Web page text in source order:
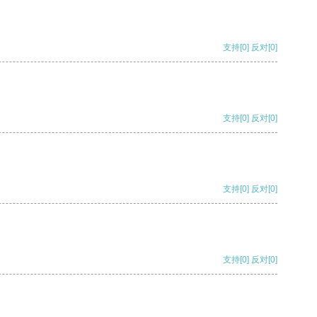
支持[0] 反对[0]
支持[0] 反对[0]
支持[0] 反对[0]
支持[0] 反对[0]